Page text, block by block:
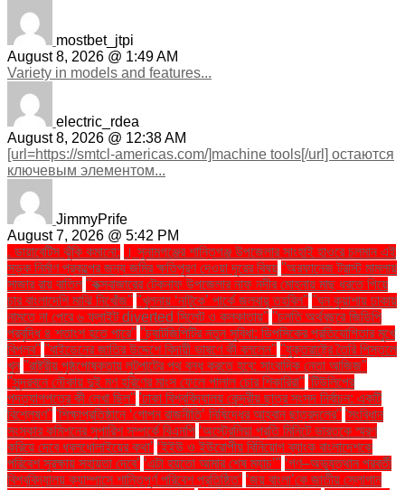
mostbet_jtpi
August 8, 2026 @ 1:49 AM
Variety in models and features...
electric_rdea
August 8, 2026 @ 12:38 AM
[url=https://smtcl-americas.com/]machine tools[/url] остаются
ключевым элементом...
JimmyPrife
August 7, 2026 @ 5:42 PM
. ডায়াবেটিস ঝুঁকি কমানো:
। সুনামগঞ্জের শান্তিগঞ্জ উপজেলার সাংহাই হাওরে চলমান এই
সড়ক নির্মাণ প্রকল্পের জন্য জমির ক্ষতিপূরণ দেওয়া দূরের বিষয় ''অরফানেজ ট্রাস্ট মামলায়
সাজার রায় বাতিল ''কক্সবাজারের টেকনাফ উপজেলার নাফ নদীর মোহনায় মাছ ধরতে গিয়ে
চার বাংলাদেশি মাঝি নিখোঁজ'' ''খুলনায় ‘নাটুকে’ পার্কে জলবায়ু তহবিল'' ''ঘন কুয়াশায় ঢাকায়
নামতে না পেরে ৬ ফ্লাইট diverted সিলেট ও কলকাতায়'' ''চলতি অর্থবছরে জিডিপি
প্রবৃদ্ধি ৪ শতাংশ হতে পারে'' ''চ্যাটজিপিটির নতুন সুবিধা: ডিপসিকের প্রতিযোগিতার মুখে
বিপ্লব'' ''বাইডেনের জাতির উদ্দেশে বিদায়ী ভাষণে কী বললেন'' ''যুক্তরাষ্ট্রে তৈরি পিস্তলে
খুন ''রাষ্ট্রীয় পৃষ্ঠপোষকতায় লুটপাটের পথ বন্ধ করতে হবে: সাংবাদিক নেতা আজিজ"
''সুন্দরবনে নৌকায় দুই মণ হরিণের মাংস ফেলে পালাল চোর শিকারিরা'' 'টিউলিপের
পদত্যাগপত্রে কী লেখা ছিল'' 'ঢাকা বিশ্ববিদ্যালয় কেন্দ্রীয় ছাত্র সংসদ নির্বাচন: একটি
বিশ্লেষণ'' 'শিক্ষাপ্রতিষ্ঠানে ‘গোপন রাজনীতি’ নিষিদ্ধের আহ্বান ছাত্রদলের'' 'সংবিধান
সংস্কার কমিশনের সুপারিশ সম্পর্কে বিএনপি ‘অস্ট্রেলিয়া প্রতি মিনিটে ভারতকে স্মরণ
করিয়ে দেবে ধবলধোলাইয়ের কথা’ ‘ইইউ ও ইউরোপীয় বিনিয়োগ ব্যাংক বাংলাদেশকে
পরিবেশ সুরক্ষায় সহায়তা দেবে’ ‘এটা হয়তো আমার শেষ ম্যাচ’" ‘গণ–অভ্যুত্থান পরবর্তী
বিশ্ববিদ্যালয় ক্যাম্পাসে শান্তিপূর্ণ পরিবেশ প্রতিষ্ঠিত’ ‘জয় বাংলা’কে জাতীয় স্লোগান